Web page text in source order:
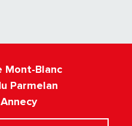
Mont-Blanc
Parmelan